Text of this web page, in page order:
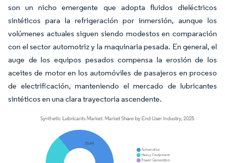
son un nicho emergente que adopta fluidos dieléctricos
sintéticos para la refrigeración por inmersión, aunque los
volúmenes actuales siguen siendo modestos en comparación
con el sector automotriz y la maquinaria pesada. En general, el
auge de los equipos pesados compensa la erosión de los
aceites de motor en los automóviles de pasajeros en proceso
de electrificación, manteniendo el mercado de lubricantes
sintéticos en una clara trayectoria ascendente.